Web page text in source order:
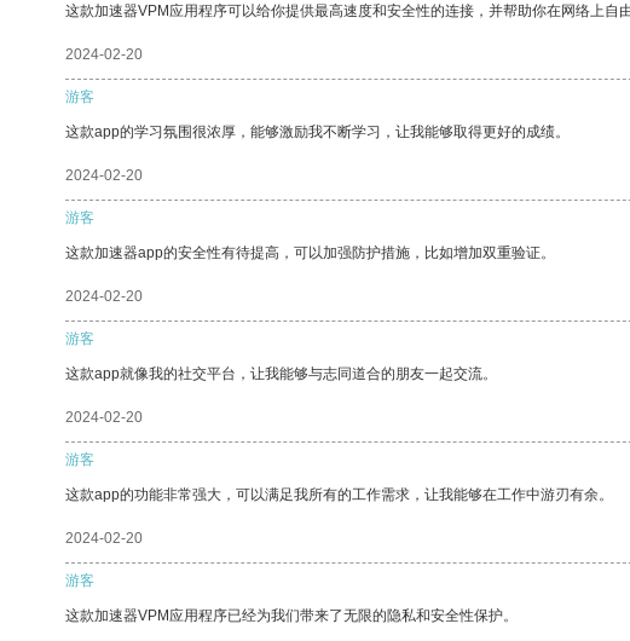
这款加速器VPM应用程序可以给你提供最高速度和安全性的连接，并帮助你在网络上自由
2024-02-20
游客
这款app的学习氛围很浓厚，能够激励我不断学习，让我能够取得更好的成绩。
2024-02-20
游客
这款加速器app的安全性有待提高，可以加强防护措施，比如增加双重验证。
2024-02-20
游客
这款app就像我的社交平台，让我能够与志同道合的朋友一起交流。
2024-02-20
游客
这款app的功能非常强大，可以满足我所有的工作需求，让我能够在工作中游刃有余。
2024-02-20
游客
这款加速器VPM应用程序已经为我们带来了无限的隐私和安全性保护。